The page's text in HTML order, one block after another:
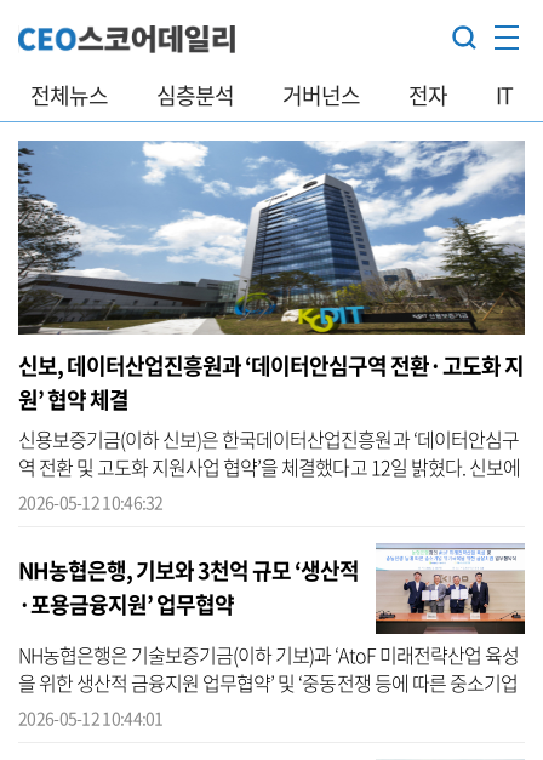
전체뉴스 심층분석 거버넌스 전자 IT
신보, 데이터산업진흥원과 ‘데이터안심구역 전환·고도화 지
원’ 협약 체결
신용보증기금(이하 신보)은 한국데이터산업진흥원과 ‘데이터안심구
역 전환 및 고도화 지원사업 협약’을 체결했다고 12일 밝혔다. 신보에
따르면 이번 협약은 과학기술정보통신부와 한국데이터산업진흥원
2026-05-12 10:46:32
NH농협은행, 기보와 3천억 규모 ‘생산적
·포용금융지원’ 업무협약
NH농협은행은 기술보증기금(이하 기보)과 ‘AtoF 미래전략산업 육성
을 위한 생산적 금융지원 업무협약’ 및 ‘중동전쟁 등에 따른 중소기업
위기극복을 위한 포용 금융지원 업무협약’을 체결했다고 12일 밝혔
2026-05-12 10:44:01